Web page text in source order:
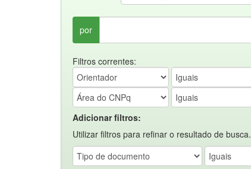
por
Filtros correntes:
Adicionar filtros:
Utilizar filtros para refinar o resultado de busca.